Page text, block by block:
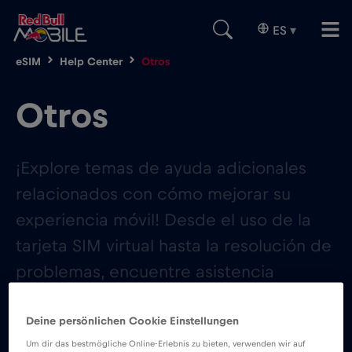
ES ▾
eSIM Help Center Otros
Otros
¡Explore temas de ayuda adicionales
relacionados con cómo mejorar su
experiencia móvil! Desde el uso de la
tarjeta SIM virtual hasta la resolución de
problemas, encuentre asistencia
móvil general.
Deine persönlichen Cookie Einstellungen
Um dir das bestmögliche Online-Erlebnis zu bieten, verwenden wir auf